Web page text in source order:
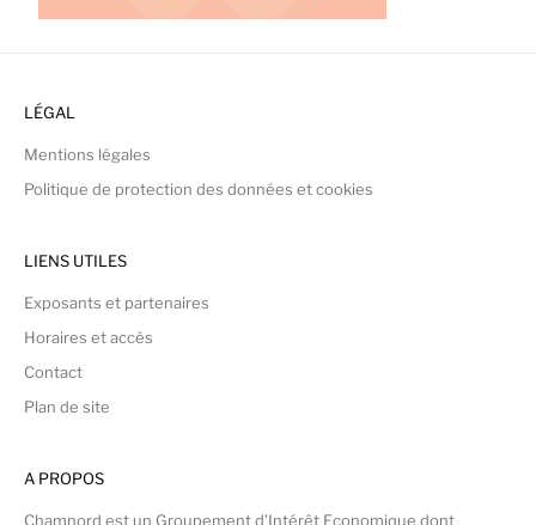
LÉGAL
Mentions légales
Politique de protection des données et cookies
LIENS UTILES
Exposants et partenaires
Horaires et accès
Contact
Plan de site
A PROPOS
Chamnord est un Groupement d’Intérêt Economique dont